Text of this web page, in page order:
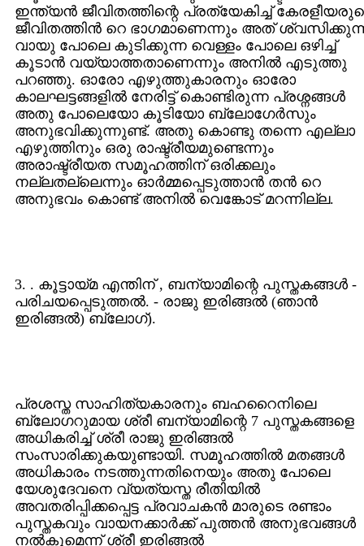
ഇന്ത്യന്‍ ജീവിതത്തിന്റെ പ്രത്യേകിച്ച്
ജീവിതത്തിന്‍ റെ ഭാഗമാണെന്നും അത്
വായു പോലെ കുടിക്കുന്ന വെള്ളം പോലെ ഒഴിച്ച്
കൂടാന്‍ വയ്യാത്തതാണെന്നും അനില്‍ എടുത്തു
പറഞ്ഞു. ഓരോ എഴുത്തുകാരനും ഓരോ
കാലഘട്ടങ്ങളില്‍ നേരിട്ട് കൊണ്ടിരുന്ന പ്രശ്നങ്ങള്‍
അതു പോലെയോ കൂടിയോ ബ്ലോഗേര്‍സും
അനുഭവിക്കുന്നുണ്ട്. അതു കൊണ്ടു തന്നെ എല്ലാ
എഴുത്തിനും ഒരു രാഷ്ട്രീയമുണ്ടെന്നും
അരാഷ്ട്രീയത സമൂഹത്തിന് ഒരിക്കലും
നല്ലതല്ലെന്നും ഓര്‍മ്മപ്പെടുത്താന്‍ തന്‍ റെ
അനുഭവം കൊണ്ട് അനില്‍ വെങ്കോട് മറന്നില്ല.
3. . കൂട്ടായ്മ എന്തിന് , ബന്യാമിന്റെ പുസ്തകങ്ങള്‍ -
പരിചയപ്പെടുത്തല്‍. - രാജു ഇരിങ്ങല്‍ (ഞാന്‍
ഇരിങ്ങല്‍) ബ്ലോഗ്).
പ്രശസ്ത സാഹിത്യകാരനും ബഹറൈനിലെ
ബ്ലോഗറുമായ ശ്രീ ബന്യാമിന്റെ 7 പുസ്തകങ്ങളെ
അധികരിച്ച് ശ്രീ രാജു ഇരിങ്ങല്‍
സംസാരിക്കുകയുണ്ടായി. സമൂഹത്തില്‍ മതങ്ങള്‍
അധികാരം നടത്തുന്നതിനെയും അതു പോലെ
യേശുദേവനെ വ്യത്യസ്ത രീതിയില്‍
അവതരിപ്പിക്കപ്പെട്ട പ്രവാചകന്‍ മാരുടെ രണ്ടാം
പുസ്തകവും വായനക്കാര്‍ക്ക് പുത്തന്‍ അനുഭവങ്ങള്‍
നല്‍കുമെന്ന് ശ്രീ ഇരിങ്ങല്‍